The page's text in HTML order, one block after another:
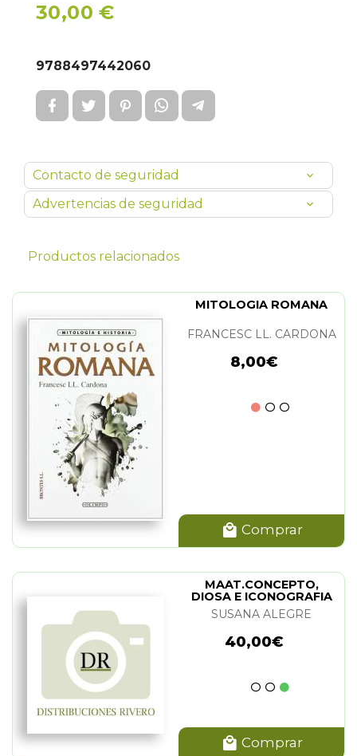
30,00 €
9788497442060
Contacto de seguridad
Advertencias de seguridad
Productos relacionados
MITOLOGIA ROMANA
FRANCESC LL. CARDONA
8,00€
Comprar
MAAT.CONCEPTO,
DIOSA E ICONOGRAFIA
SUSANA ALEGRE
40,00€
Comprar